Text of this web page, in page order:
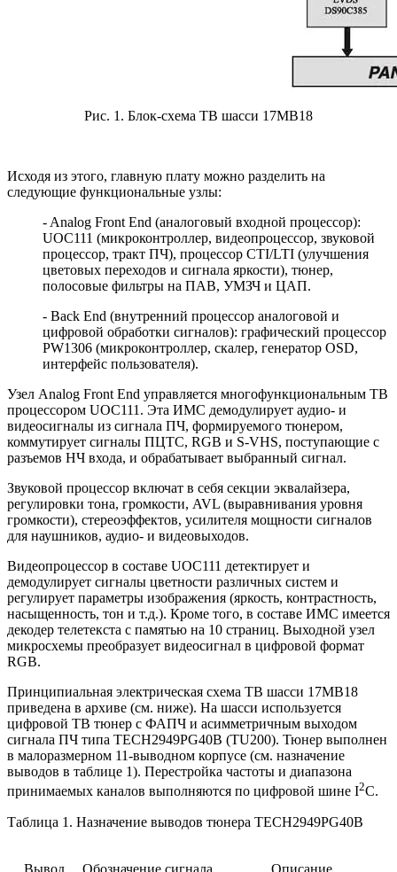
Рис. 1. Блок-схема ТВ шасси 17МВ18
Исходя из этого, главную плату можно разделить на
следующие функциональные узлы:
- Analog Front End (аналоговый входной процессор):
UOC111 (микроконтроллер, видеопроцессор, звуковой
процессор, тракт ПЧ), процессор CTI/LTI (улучшения
цветовых переходов и сигнала яркости), тюнер,
полосовые фильтры на ПАВ, УМЗЧ и ЦАП.
- Back End (внутренний процессор аналоговой и
цифровой обработки сигналов): графический процессор
PW1306 (микроконтроллер, скалер, генератор OSD,
интерфейс пользователя).
Узел Analog Front End управляется многофункциональным ТВ
процессором UOC111. Эта ИМС демодулирует аудио- и
видеосигналы из сигнала ПЧ, формируемого тюнером,
коммутирует сигналы ПЦТС, RGB и S-VHS, поступающие с
разъемов НЧ входа, и обрабатывает выбранный сигнал.
Звуковой процессор включат в себя секции эквалайзера,
регулировки тона, громкости, AVL (выравнивания уровня
громкости), стереоэффектов, усилителя мощности сигналов
для наушников, аудио- и видеовыходов.
Видеопроцессор в составе UOC111 детектирует и
демодулирует сигналы цветности различных систем и
регулирует параметры изображения (яркость, контрастность,
насыщенность, тон и т.д.). Кроме того, в составе ИМС имеется
декодер телетекста с памятью на 10 страниц. Выходной узел
микросхемы преобразует видеосигнал в цифровой формат
RGB.
Принципиальная электрическая схема ТВ шасси 17МВ18
приведена в архиве (см. ниже). На шасси используется
цифровой ТВ тюнер с ФАПЧ и асимметричным выходом
сигнала ПЧ типа TECH2949PG40B (TU200). Тюнер выполнен
в малоразмерном 11-выводном корпусе (см. назначение
выводов в таблице 1). Перестройка частоты и диапазона
принимаемых каналов выполняются по цифровой шине I2C.
Таблица 1. Назначение выводов тюнера TECH2949PG40B
Вывод Обозначение сигнала Описание